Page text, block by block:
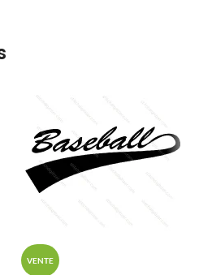
VENTE